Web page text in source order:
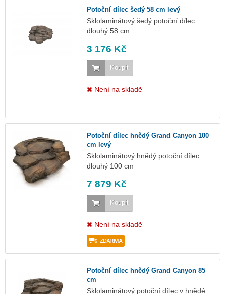
Potoční dílec šedý 58 cm levý
Sklolaminátový šedý potoční dílec
dlouhý 58 cm.
3 176 Kč
Koupit
Není na skladě
Potoční dílec hnědý Grand Canyon 100
cm levý
Sklolaminátový hnědý potoční dílec
dlouhý 100 cm
7 879 Kč
Koupit
Není na skladě
Potoční dílec hnědý Grand Canyon 85
cm
Sklolaminátový potoční dílec v hnědé